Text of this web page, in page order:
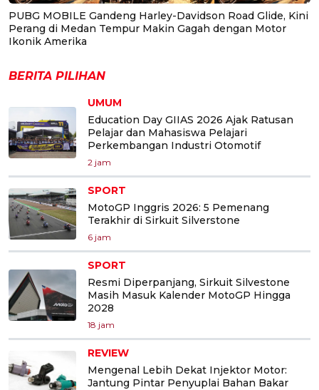
PUBG MOBILE Gandeng Harley-Davidson Road Glide, Kini
Perang di Medan Tempur Makin Gagah dengan Motor
Ikonik Amerika
BERITA PILIHAN
UMUM
Education Day GIIAS 2026 Ajak Ratusan
Pelajar dan Mahasiswa Pelajari
Perkembangan Industri Otomotif
2 jam
SPORT
MotoGP Inggris 2026: 5 Pemenang
Terakhir di Sirkuit Silverstone
6 jam
SPORT
Resmi Diperpanjang, Sirkuit Silvestone
Masih Masuk Kalender MotoGP Hingga
2028
18 jam
REVIEW
Mengenal Lebih Dekat Injektor Motor:
Jantung Pintar Penyuplai Bahan Bakar